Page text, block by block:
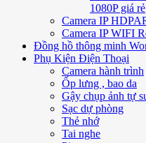
1080P giá rẻ
Camera IP
Camera IP WIFI
Đồng hồ thông minh
Phụ Kiện Điện Thoại
Camera hành trình
Ốp lưng , bao da
Gậy chụp ảnh tự
Sạc dự phòng
Thẻ nhớ
Tai nghe